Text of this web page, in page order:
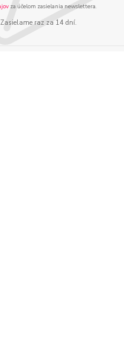
za účelom zasielania newslettera.
raz za 14 dní.